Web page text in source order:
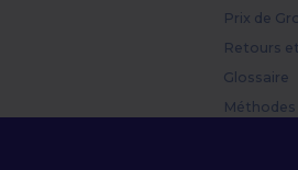
Prix de
Retours
Glossaire